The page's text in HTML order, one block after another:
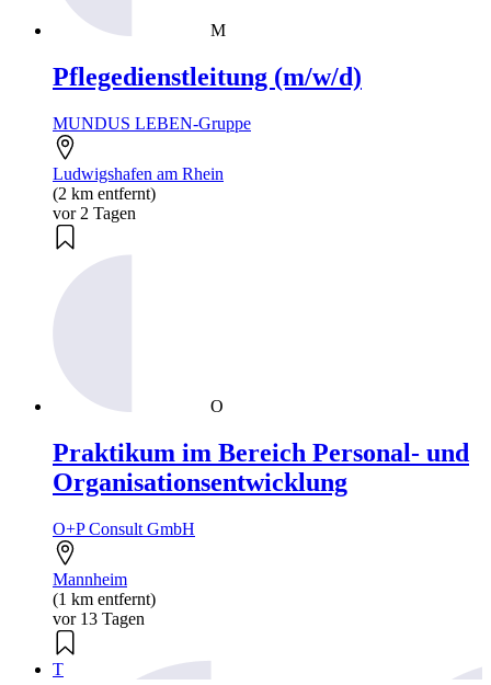
M
Pflegedienstleitung (m/w/d)
MUNDUS LEBEN-Gruppe
Ludwigshafen am Rhein
(2 km entfernt)
vor 2 Tagen
O
Praktikum im Bereich Personal- und
Organisationsentwicklung
O+P Consult GmbH
Mannheim
(1 km entfernt)
vor 13 Tagen
T